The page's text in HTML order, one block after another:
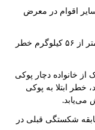
اقوام در معرض
: قد بالای ۱۷۰ سانتی‌متر و وزن کمتر از ۵۶ کیلوگرم خطر
خانواده دچار پوکی
خطر ابتلا به پوکی
می‌یابد.
سال که سابقه شکستگی قبلی در